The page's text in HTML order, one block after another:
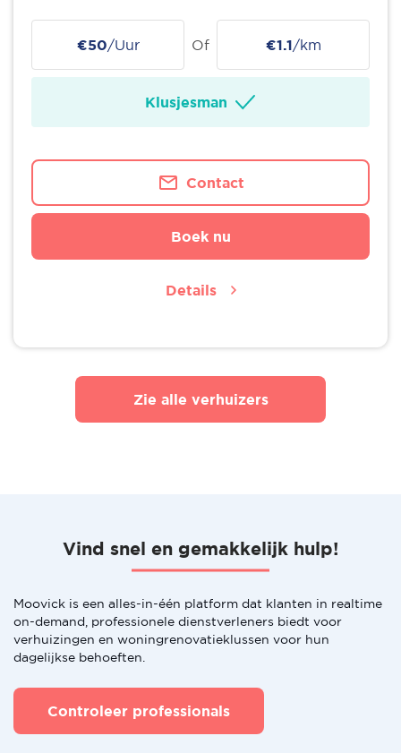
€50/Uur Of €1.1/km
Klusjesman
Contact
Boek nu
Details
Zie alle verhuizers
Vind snel en gemakkelijk hulp!
Moovick is een alles-in-één platform dat klanten in realtime
on-demand, professionele dienstverleners biedt voor
verhuizingen en woningrenovatieklussen voor hun
dagelijkse behoeften.
Controleer professionals